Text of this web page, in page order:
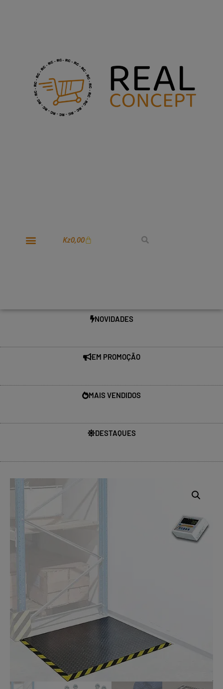
Kz0,00
NOVIDADES
EM PROMOÇÃO
MAIS VENDIDOS
DESTAQUES